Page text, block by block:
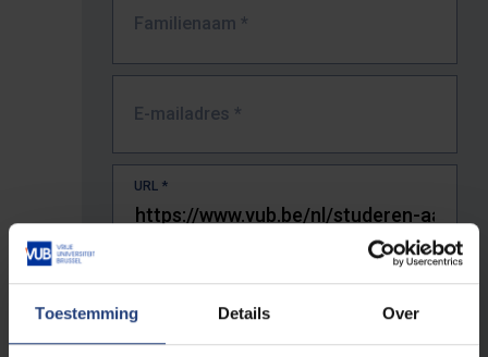
Toestemming Details Over
Familienaam *
E-mailadres *
URL *
De volledige URL van de pagina waar je de fout zag.